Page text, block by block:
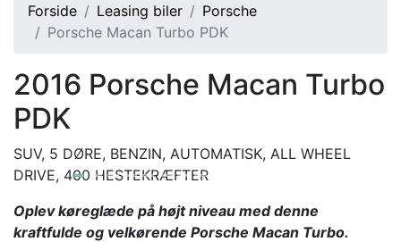
Forside Leasing biler
Porsche
Porsche Macan Turbo PDK
2016 Porsche Macan Turbo
PDK
SUV, 5 DØRE, BENZIN, AUTOMATISK, ALL WHEEL
DRIVE, 400 HESTEKRÆFTER
Oplev køreglæde på højt niveau med denne
kraftfulde og velkørende Porsche Macan Turbo.